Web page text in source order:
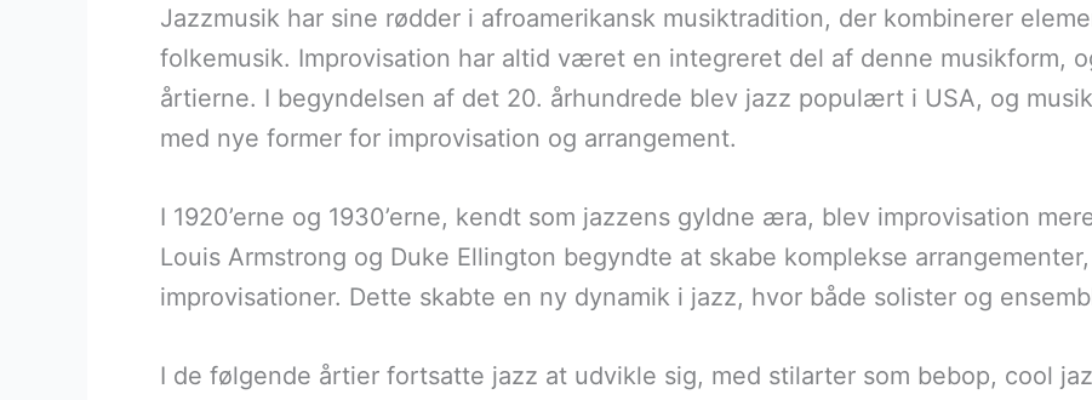
Jazzmusik har sine rødder i afroamerikansk musiktradition, der kombinerer
folkemusik. Improvisation har altid været en integreret del af denne musikform,
årtierne. I begyndelsen af det 20. århundrede blev jazz populært i USA, og
med nye former for improvisation og arrangement.
I 1920’erne og 1930’erne, kendt som jazzens gyldne æra, blev improvisation
Louis Armstrong og Duke Ellington begyndte at skabe komplekse
improvisationer. Dette skabte en ny dynamik i jazz, hvor både solister og
I de følgende årtier fortsatte jazz at udvikle sig, med stilarter som bebop, cool